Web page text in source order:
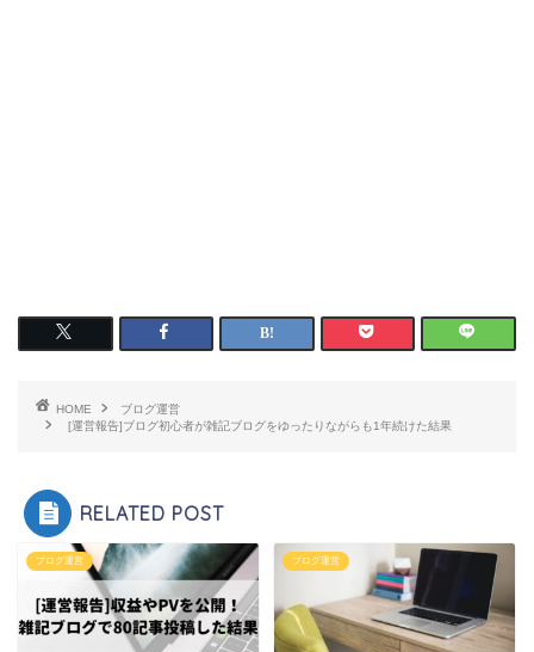
HOME
ブログ運営
[運営報告]ブログ初心者が雑記ブログをゆったりながらも1年続けた結果
RELATED POST
ブログ運営 ブログ運営